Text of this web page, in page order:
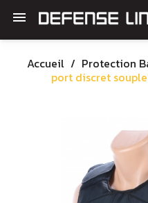

Accueil Protection
port discret